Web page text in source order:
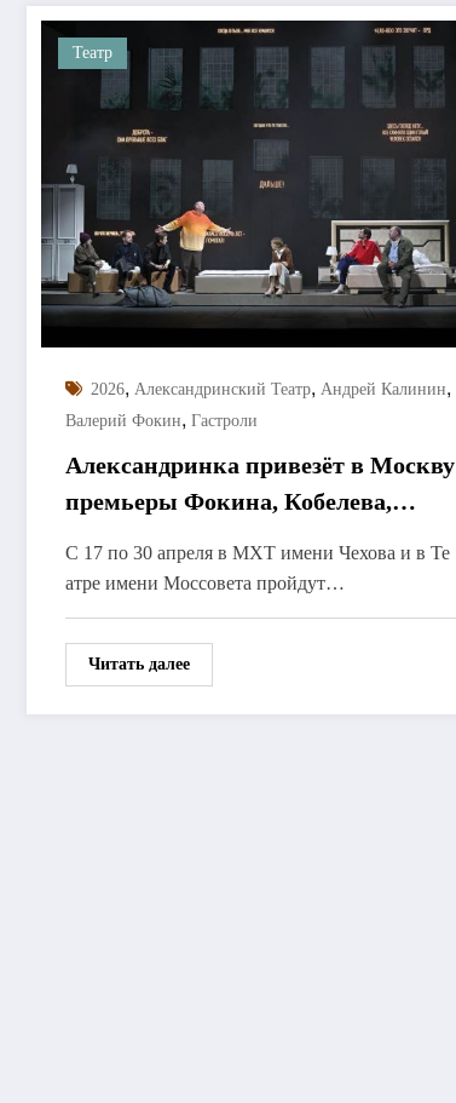
Театр
2026, Александринский Театр, Андрей Калинин,
Валерий Фокин, Гастроли
Александринка привезёт в Москву
премьеры Фокина, Кобелева,
С 17 по 30 апреля в МХТ имени Чехова и в Те
атре имени Моссовета пройдут…
Читать далее